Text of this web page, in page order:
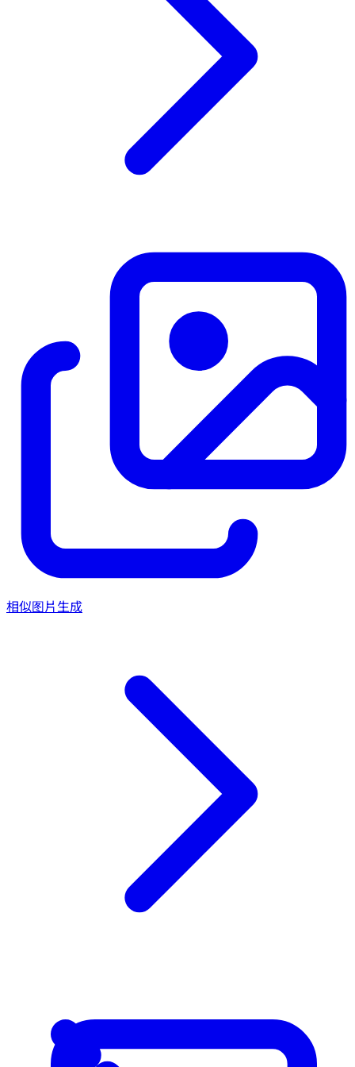
相似图片生成